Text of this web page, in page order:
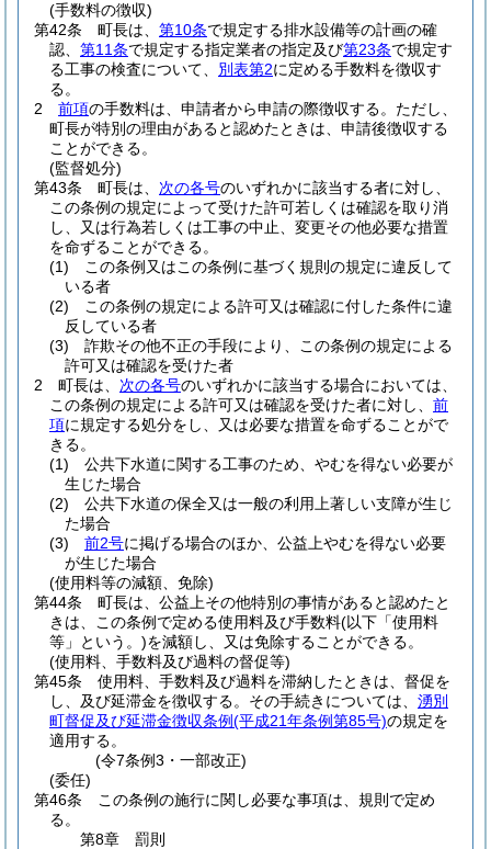
(手数料の徴収)
第42条
町長は、 第10条で規定する排水設備等の計画の確
認、 第11条で規定する指定業者の指定及び第23条で規定す
る工事の検査について、 別表第2に定める手数料を徴収す
る。
2
前項の手数料は、申請者から申請の際徴収する。 ただし、
町長が特別の理由があると認めたときは、申請後徴収する
ことができる。
(監督処分)
第43条
町長は、 次の各号のいずれかに該当する者に対し、
この条例の規定によって受けた許可若しくは確認を取り消
し、又は行為若しくは工事の中止、変更その他必要な措置
を命ずることができる。
(1)
この条例又はこの条例に基づく規則の規定に違反して
いる者
(2)
この条例の規定による許可又は確認に付した条件に違
反している者
(3)
詐欺その他不正の手段により、この条例の規定による
許可又は確認を受けた者
2
町長は、 次の各号のいずれかに該当する場合においては、
この条例の規定による許可又は確認を受けた者に対し、 前
項に規定する処分をし、又は必要な措置を命ずることがで
きる。
(1)
公共下水道に関する工事のため、やむを得ない必要が
生じた場合
(2)
公共下水道の保全又は一般の利用上著しい支障が生じ
た場合
(3)
前2号に掲げる場合のほか、公益上やむを得ない必要
が生じた場合
(使用料等の減額、免除)
第44条
町長は、公益上その他特別の事情があると認めたと
きは、この条例で定める使用料及び手数料(以下「使用料
等」という。)を減額し、又は免除することができる。
(使用料、手数料及び過料の督促等)
第45条
使用料、手数料及び過料を滞納したときは、督促を
し、及び延滞金を徴収する。 その手続きについては、 湧別
町督促及び延滞金徴収条例(平成21年条例第85号)の規定を
適用する。
(令7条例3・一部改正)
(委任)
第46条
この条例の施行に関し必要な事項は、規則で定め
る。
第8章
罰則